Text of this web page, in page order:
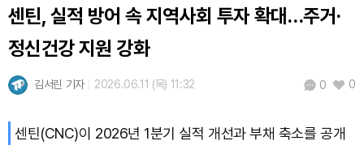
TRON (TRX) ₩464.6(-0.34%)
Hyperliquid (HYPE)
Bitcoin (BTC) ₩91,584,842(-0.74%)
센틴, 실적 방어 속 지역사회 투자 확대…주거·
정신건강 지원 강화
김서린 기자 2026.06.11 (목) 11:32 0 0
센틴(CNC)이 2026년 1분기 실적 개선과 부채 축소를 공개